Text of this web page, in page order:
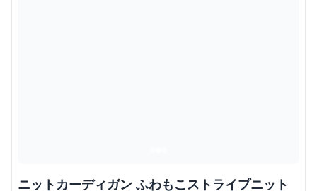
ニットカーディガン ふわもこストライプニット